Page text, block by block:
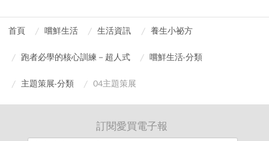
首頁 嚐鮮生活 生活資訊 養生小祕方
跑者必學的核心訓練－超人式 嚐鮮生活-分類
主題策展-分類 04主題策展
訂閱愛買電子報